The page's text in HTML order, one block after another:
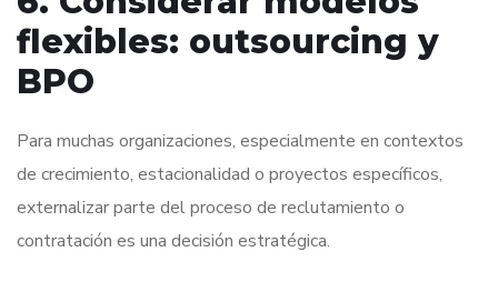
flexibles: outsourcing y
BPO
Para muchas organizaciones, especialmente en contextos
de crecimiento, estacionalidad o proyectos específicos,
externalizar parte del proceso de reclutamiento o
contratación es una decisión estratégica.